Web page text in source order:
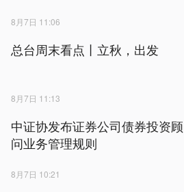
8月7日 11:06
总台周末看点丨立秋，出发
8月7日 11:13
中证协发布证券公司债券投资顾
问业务管理规则
8月7日 10:21